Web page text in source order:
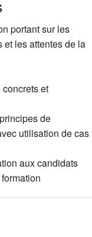
portant sur les
les attentes de la
et
de
utilisation de cas
aux candidats